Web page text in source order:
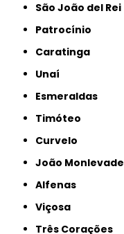
São João del Rei
Patrocínio
Caratinga
Unaí
Esmeraldas
Timóteo
Curvelo
João Monlevade
Alfenas
Viçosa
Três Corações